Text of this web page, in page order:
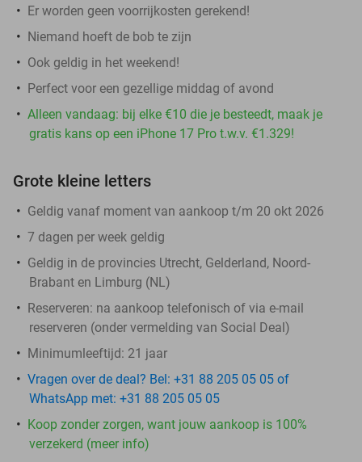
Er worden geen voorrijkosten gerekend!
Niemand hoeft de bob te zijn
Ook geldig in het weekend!
Perfect voor een gezellige middag of avond
Alleen vandaag: bij elke €10 die je besteedt, maak je
gratis kans op een iPhone 17 Pro t.w.v. €1.329!
Grote kleine letters
Geldig vanaf moment van aankoop t/m 20 okt 2026
7 dagen per week geldig
Geldig in de provincies Utrecht, Gelderland, Noord-
Brabant en Limburg (NL)
Reserveren: na aankoop telefonisch of via e-mail
reserveren (onder vermelding van Social Deal)
Minimumleeftijd: 21 jaar
Vragen over de deal? Bel: +31 88 205 05 05 of
WhatsApp met: +31 88 205 05 05
Koop zonder zorgen, want jouw aankoop is 100%
verzekerd (meer info)